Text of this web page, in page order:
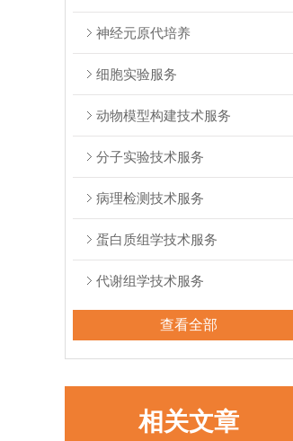
神经元原代培养
细胞实验服务
动物模型构建技术服务
分子实验技术服务
病理检测技术服务
蛋白质组学技术服务
代谢组学技术服务
查看全部
相关文章